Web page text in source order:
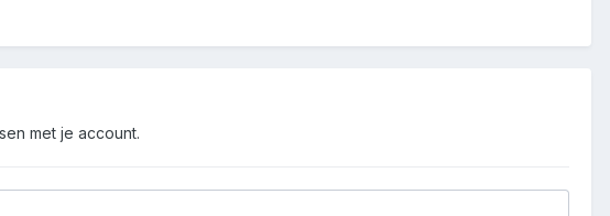
met je account.